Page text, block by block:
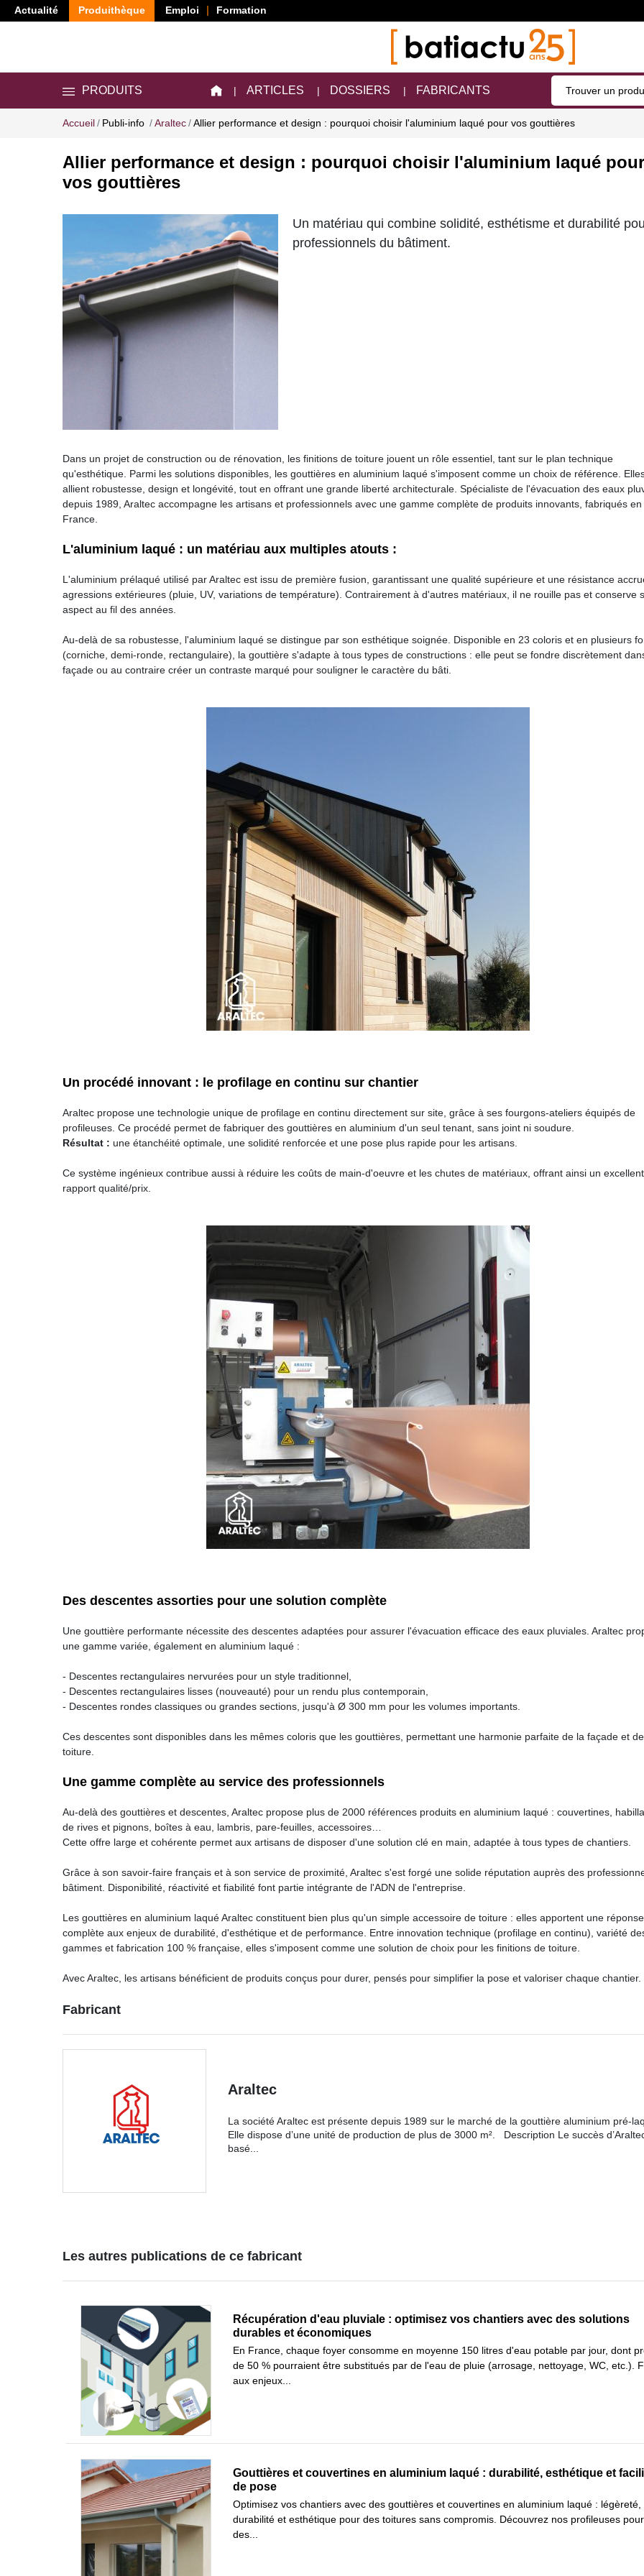
Actualité Produithèque Emploi Formation
PRODUITS ARTICLES DOSSIERS FABRICANTS
Accueil Publi-info Araltec Allier performance et design : pourquoi choisir l'aluminium laqué pour vos gouttières
Allier performance et design : pourquoi choisir l'aluminium laqué pour
vos gouttières
Un matériau qui combine solidité, esthétisme et durabilité
professionnels du bâtiment.
Dans un projet de construction ou de rénovation, les finitions de toiture jouent un rôle essentiel, tant sur le plan technique
qu'esthétique. Parmi les solutions disponibles, les gouttières en aluminium laqué s'imposent comme un choix de référence.
allient robustesse, design et longévité, tout en offrant une grande liberté architecturale. Spécialiste de l'évacuation des eaux
depuis 1989, Araltec accompagne les artisans et professionnels avec une gamme complète de produits innovants, fabriqués en
France.
L'aluminium laqué : un matériau aux multiples atouts :
L'aluminium prélaqué utilisé par Araltec est issu de première fusion, garantissant une qualité supérieure et une résistance
agressions extérieures (pluie, UV, variations de température). Contrairement à d'autres matériaux, il ne rouille pas et conserve
aspect au fil des années.
Au-delà de sa robustesse, l'aluminium laqué se distingue par son esthétique soignée. Disponible en 23 coloris et en plusieurs
(corniche, demi-ronde, rectangulaire), la gouttière s'adapte à tous types de constructions : elle peut se fondre discrètement
façade ou au contraire créer un contraste marqué pour souligner le caractère du bâti.
Un procédé innovant : le profilage en continu sur chantier
Araltec propose une technologie unique de profilage en continu directement sur site, grâce à ses fourgons-ateliers équipés de
profileuses. Ce procédé permet de fabriquer des gouttières en aluminium d'un seul tenant, sans joint ni soudure.
Résultat : une étanchéité optimale, une solidité renforcée et une pose plus rapide pour les artisans.
Ce système ingénieux contribue aussi à réduire les coûts de main-d'oeuvre et les chutes de matériaux, offrant ainsi un excellent
rapport qualité/prix.
Des descentes assorties pour une solution complète
Une gouttière performante nécessite des descentes adaptées pour assurer l'évacuation efficace des eaux pluviales. Araltec
une gamme variée, également en aluminium laqué :
- Descentes rectangulaires nervurées pour un style traditionnel,
- Descentes rectangulaires lisses (nouveauté) pour un rendu plus contemporain,
- Descentes rondes classiques ou grandes sections, jusqu'à Ø 300 mm pour les volumes importants.
Ces descentes sont disponibles dans les mêmes coloris que les gouttières, permettant une harmonie parfaite de la façade et
toiture.
Une gamme complète au service des professionnels
Au-delà des gouttières et descentes, Araltec propose plus de 2000 références produits en aluminium laqué : couvertines,
de rives et pignons, boîtes à eau, lambris, pare-feuilles, accessoires…
Cette offre large et cohérente permet aux artisans de disposer d'une solution clé en main, adaptée à tous types de chantiers.
Grâce à son savoir-faire français et à son service de proximité, Araltec s'est forgé une solide réputation auprès des
bâtiment. Disponibilité, réactivité et fiabilité font partie intégrante de l'ADN de l'entreprise.
Les gouttières en aluminium laqué Araltec constituent bien plus qu'un simple accessoire de toiture : elles apportent une réponse
complète aux enjeux de durabilité, d'esthétique et de performance. Entre innovation technique (profilage en continu), variété
gammes et fabrication 100 % française, elles s'imposent comme une solution de choix pour les finitions de toiture.
Avec Araltec, les artisans bénéficient de produits conçus pour durer, pensés pour simplifier la pose et valoriser chaque chantier.
Fabricant
Araltec
La société Araltec est présente depuis 1989 sur le marché de la gouttière aluminium pré-
Elle dispose d’une unité de production de plus de 3000 m². Description Le succès
basé...
Les autres publications de ce fabricant
Récupération d'eau pluviale : optimisez vos chantiers avec des solutions
durables et économiques
En France, chaque foyer consomme en moyenne 150 litres d'eau potable par jour, dont
de 50 % pourraient être substitués par de l'eau de pluie (arrosage, nettoyage, WC, etc.).
aux enjeux...
Gouttières et couvertines en aluminium laqué : durabilité, esthétique et
de pose
Optimisez vos chantiers avec des gouttières et couvertines en aluminium laqué : légèreté,
durabilité et esthétique pour des toitures sans compromis. Découvrez nos profileuses pour
des...